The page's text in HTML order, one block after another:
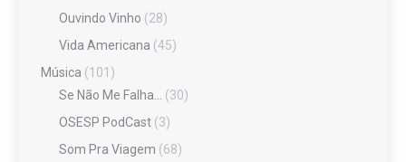
Ouvindo Vinho (28)
Vida Americana (45)
Música (101)
Se Não Me Falha… (30)
OSESP PodCast (3)
Som Pra Viagem (68)